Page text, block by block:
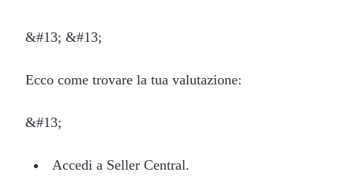
&#13; &#13;
Ecco come trovare la tua valutazione:
&#13;
Accedi a Seller Central.